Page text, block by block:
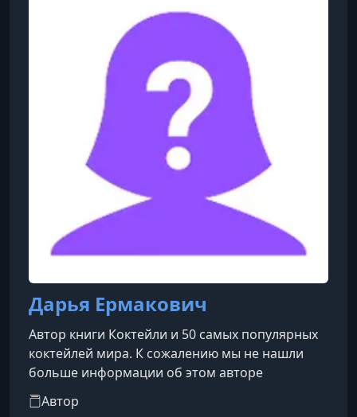
версии журнала Time как выдающийся
политик.Написала 8 мотивационных и
художественных книг, создала сериал VIBE о
внутреннем мире человека.П
Дарья Ермакович
Автор книги Коктейли и 50 самых популярных
коктейлей мира. К сожалению мы не нашли
больше информации об этом авторе
Автор